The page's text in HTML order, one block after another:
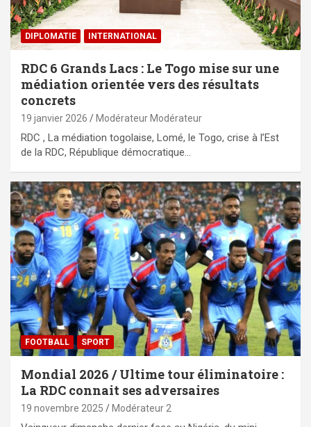
DIPLOMATIE INTERNATIONAL
RDC 6 Grands Lacs : Le Togo mise sur une
médiation orientée vers des résultats
concrets
19 janvier 2026 Modérateur Modérateur
RDC , La médiation togolaise, Lomé, le Togo, crise à l’Est
de la RDC, République démocratique…
FOOTBALL SPORT
Mondial 2026 / Ultime tour éliminatoire :
La RDC connait ses adversaires
19 novembre 2025 Modérateur 2